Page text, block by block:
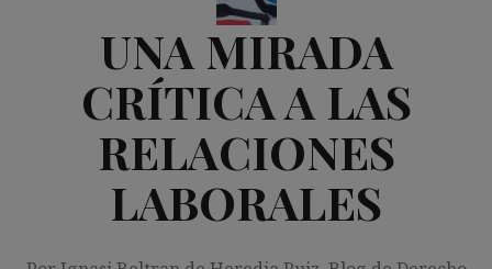
UNA MIRADA
CRÍTICA A LAS
RELACIONES
LABORALES